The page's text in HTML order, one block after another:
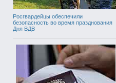
Росгвардейцы обеспечили
безопасность во время празднования
Дня ВДВ